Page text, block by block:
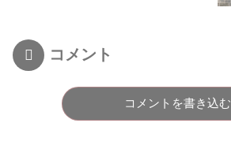
コメント
コメントを書き込む